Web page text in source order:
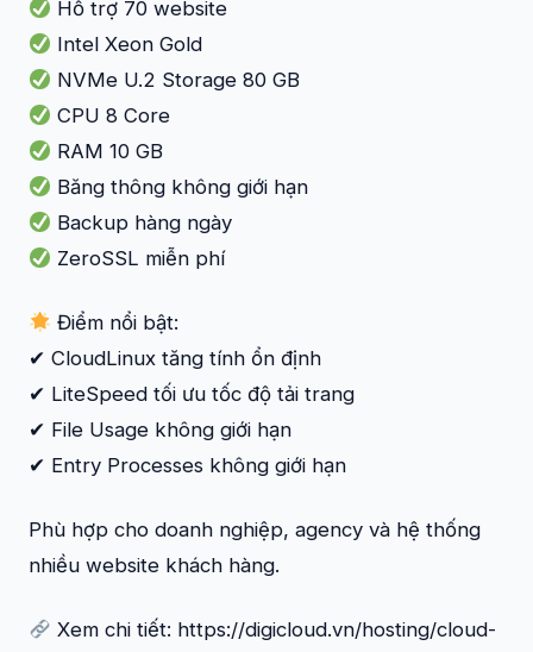
Hỗ trợ 70 website
Intel Xeon Gold
NVMe U.2 Storage 80 GB
CPU 8 Core
RAM 10 GB
Băng thông không giới hạn
Backup hàng ngày
ZeroSSL miễn phí
Điểm nổi bật:
✔ CloudLinux tăng tính ổn định
✔ LiteSpeed tối ưu tốc độ tải trang
✔ File Usage không giới hạn
✔ Entry Processes không giới hạn
Phù hợp cho doanh nghiệp, agency và hệ thống
nhiều website khách hàng.
Xem chi tiết: https://digicloud.vn/hosting/cloud-